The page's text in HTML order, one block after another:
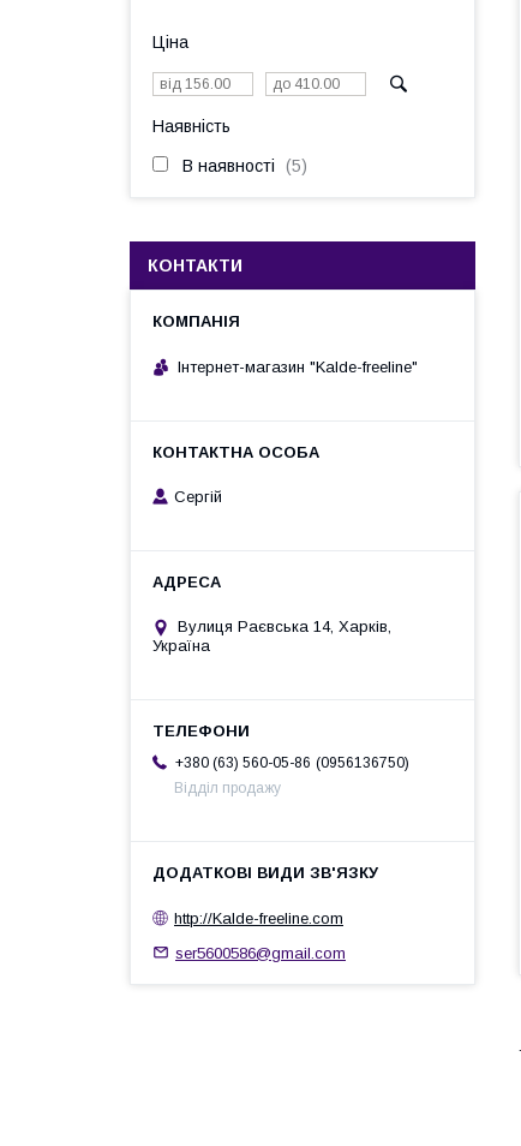
Ціна
Наявність
В наявності 5
КОНТАКТИ
Інтернет-магазин "Kalde-freeline"
Сергій
Вулиця Раєвська 14, Харків,
Україна
+380 (63) 560-05-86
0956136750
Відділ продажу
http://Kalde-freeline.com
ser5600586@gmail.com